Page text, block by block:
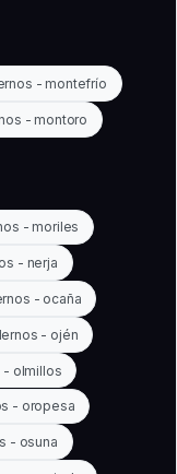
- montefrío
- montoro
- moriles
- nerja
- ocaña
- ojén
- olmillos
- oropesa
- osuna